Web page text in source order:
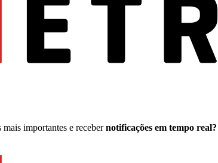
importantes e receber notificações em tempo real?